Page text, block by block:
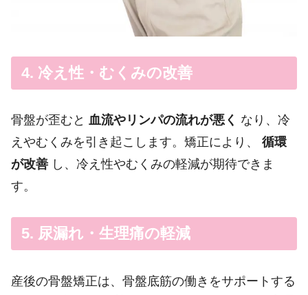
4. 冷え性・むくみの改善
骨盤が歪むと 血流やリンパの流れが悪く なり、冷
えやむくみを引き起こします。矯正により、 循環
が改善 し、冷え性やむくみの軽減が期待できま
す。
5. 尿漏れ・生理痛の軽減
産後の骨盤矯正は、骨盤底筋の働きをサポートする